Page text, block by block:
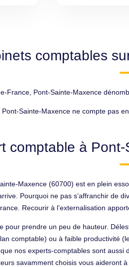
comptables
France, Pont-Sainte-Maxence
Sainte-Maxence ne compte pas
comptable à
Maxence (60700) est en plein
Pourquoi ne pas s’affranchir de
Recourir à l’externalisation
pour prendre un peu de hauteur.
comptable) ou à faible productivité
nos experts-comptables sont
savamment choisis vous aideront